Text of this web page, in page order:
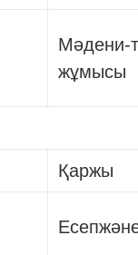
Мәдени-
жұмысы
Қаржы